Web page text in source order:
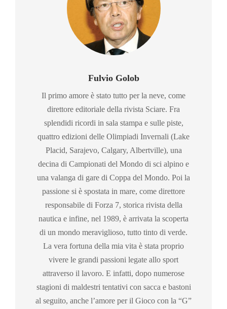
Fulvio Golob
Il primo amore è stato tutto per la neve, come
direttore editoriale della rivista Sciare. Fra
splendidi ricordi in sala stampa e sulle piste,
quattro edizioni delle Olimpiadi Invernali (Lake
Placid, Sarajevo, Calgary, Albertville), una
decina di Campionati del Mondo di sci alpino e
una valanga di gare di Coppa del Mondo. Poi la
passione si è spostata in mare, come direttore
responsabile di Forza 7, storica rivista della
nautica e infine, nel 1989, è arrivata la scoperta
di un mondo meraviglioso, tutto tinto di verde.
La vera fortuna della mia vita è stata proprio
vivere le grandi passioni legate allo sport
attraverso il lavoro. E infatti, dopo numerose
stagioni di maldestri tentativi con sacca e bastoni
al seguito, anche l’amore per il Gioco con la “G”